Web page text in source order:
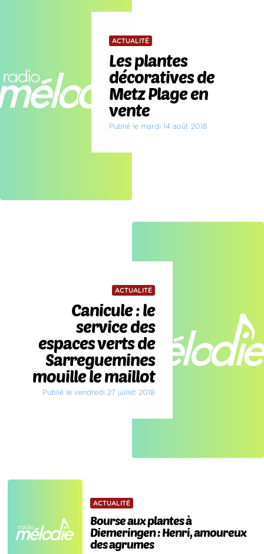
ACTUALITÉ
Les plantes
décoratives de
Metz Plage en
vente
Publié le mardi 14 août 2018
ACTUALITÉ
Canicule : le
service des
espaces verts de
Sarreguemines
mouille le maillot
Publié le vendredi 27 juillet 2018
ACTUALITÉ
Bourse aux plantes à
Diemeringen : Henri, amoureux
des agrumes